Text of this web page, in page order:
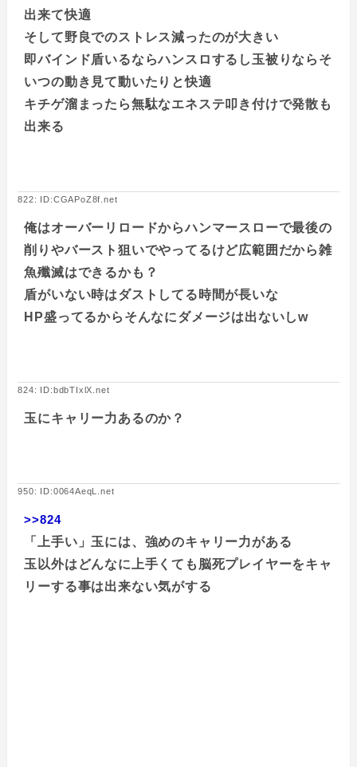
出来て快適
そして野良でのストレス減ったのが大きい
即バインド盾いるならハンスロするし玉被りならそ
いつの動き見て動いたりと快適
キチゲ溜まったら無駄なエネステ叩き付けで発散も
出来る
822: ID:CGAPoZ8f.net
俺はオーバーリロードからハンマースローで最後の
削りやバースト狙いでやってるけど広範囲だから雑
魚殲滅はできるかも？
盾がいない時はダストしてる時間が長いな
HP盛ってるからそんなにダメージは出ないしw
824: ID:bdbTIxlX.net
玉にキャリー力あるのか？
950: ID:0064AeqL.net
>>824
「上手い」玉には、強めのキャリー力がある
玉以外はどんなに上手くても脳死プレイヤーをキャ
リーする事は出来ない気がする